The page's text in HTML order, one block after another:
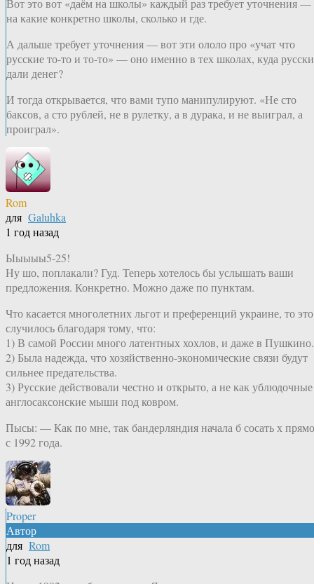
Вот это вот «даём на школы» каждый раз требует уточнения —
на какие конкретно школы, сколько и где.
А дальше требует уточнения — вот эти ололо про «учат что
русские то-то и то-то» — оно именно в тех школах, куда
дали денег?
И тогда открывается, что вами тупо манипулируют. «Не сто
баксов, а сто рублей, не в рулетку, а в дурака, и не выиграл, а
проиграл».
Rom
для Galuhka
1 год назад
Ыыыыы5-25!
Ну шо, поплакали? Гуд. Теперь хотелось бы услышать ваши
предложения. Конкретно. Можно даже по пунктам.
Что касается многолетних льгот и преференций украине, то это
случилось благодаря тому, что:
1) В самой России много латентных хохлов, и даже в Пушкино.
2) Была надежда, что хозяйственно-экономические связи будут
сильнее предательства.
3) Русские действовали честно и открыто, а не как ублюдочные
англосаксонские мыши под ковром.
Пысы: — Как по мне, так бандерляндия начала б сосать х прямо
с 1992 года.
Proper
Автор
для Rom
1 год назад